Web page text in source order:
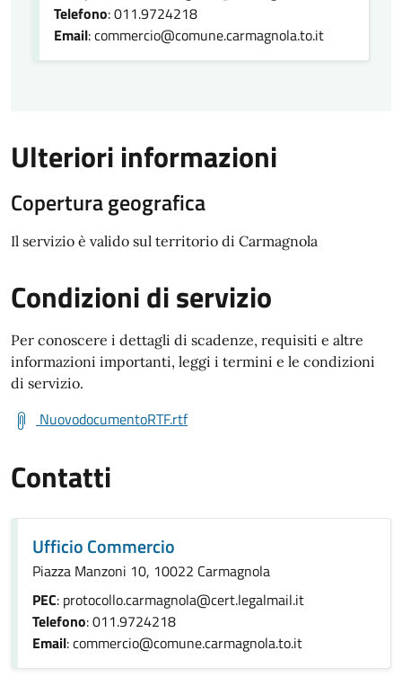
Telefono: 011.9724218
Email: commercio@comune.carmagnola.to.it
Ulteriori informazioni
Copertura geografica
Il servizio è valido sul territorio di Carmagnola
Condizioni di servizio
Per conoscere i dettagli di scadenze, requisiti e altre
informazioni importanti, leggi i termini e le condizioni
di servizio.
NuovodocumentoRTF.rtf
Contatti
Ufficio Commercio
Piazza Manzoni 10, 10022 Carmagnola
PEC: protocollo.carmagnola@cert.legalmail.it
Telefono: 011.9724218
Email: commercio@comune.carmagnola.to.it